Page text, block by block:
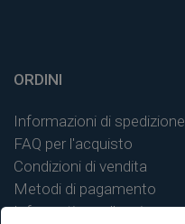
ORDINI
Informazioni di spedizione
FAQ per l'acquisto
Condizioni di vendita
Metodi di pagamento
Informativa sulla privacy